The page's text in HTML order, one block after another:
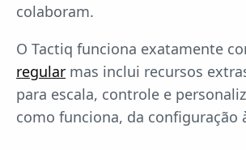
colaboram.
O Tactiq funciona exatamente
regular mas inclui recursos
para escala, controle e
como funciona, da configuração